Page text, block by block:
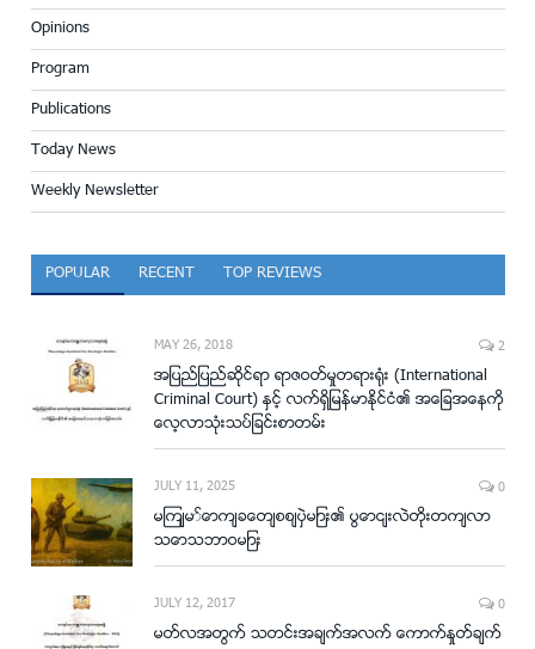
Opinions
Program
Publications
Today News
Weekly Newsletter
POPULAR RECENT TOP REVIEWS
MAY 26, 2018 2
အျပည္ျပည္ဆိုင္ရာ ရာဇဝတ္မႈတရား႐ံုး (International
Criminal Court) ႏွင့္ လက္ရွိျမန္မာႏိုင္ငံ၏ အေျခအေနကို
ေလ့လာသံုးသပ္ျခင္းစာတမ္း
JULY 11, 2025 0
မျက်မှောက်ခေတ်စစ်ပွဲများ၏ ပြောင်းလဲတိုးတက်လာ
သောသဘာဝများ
JULY 12, 2017 0
မတ္လအတြက္ သတင္းအခ်က္အလက္ ေကာက္ႏႈတ္ခ်က္